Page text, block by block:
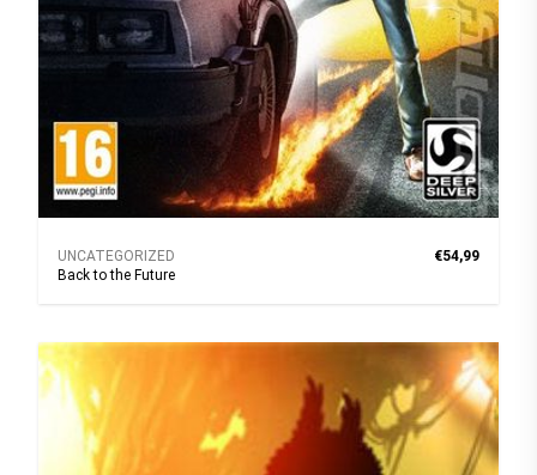
UNCATEGORIZED
Back to the Future
€54,99